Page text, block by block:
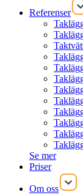
Referenser
Se mer
Priser
Om oss